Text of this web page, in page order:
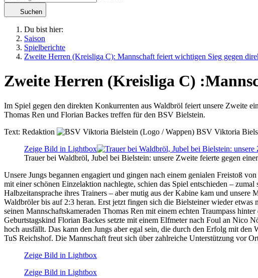
Suchen
Du bist hier:
Saison
Spielberichte
Zweite Herren (Kreisliga C): Mannschaft feiert wichtigen Sieg gegen
Zweite Herren (Kreisliga C) :
Im Spiel gegen den direkten Konkurrenten aus Waldbröl feiert unsere Zweite
Thomas Ren und Florian Backes treffen für den BSV Bielstein.
Text: Redaktion BSV Viktoria
Zeige Bild in Lightbox
Trauer bei Waldbröl, Jubel bei Bielstein: unsere Zweite feierte gegen
Unsere Jungs begannen engagiert und gingen nach einem genialen Freistoß
mit einer schönen Einzelaktion nachlegte, schien das Spiel entschieden –
Halbzeitansprache ihres Trainers – aber mutig aus der Kabine kam und
Waldbröler bis auf 2:3 heran. Erst jetzt fingen sich die Bielsteiner wieder
seinen Mannschaftskameraden Thomas Ren mit einem echten Traumpass
Geburtstagskind Florian Backes setzte mit einem Elfmeter nach Foul an Nico
hoch ausfällt. Das kann den Jungs aber egal sein, die durch den Erfolg mit
TuS Reichshof. Die Mannschaft freut sich über zahlreiche Unterstützung vor
Zeige Bild in Lightbox
Zeige Bild in Lightbox